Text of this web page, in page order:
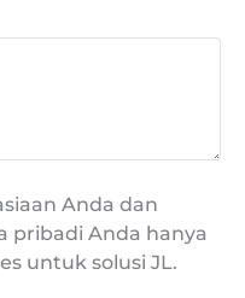
Anda dan
pribadi Anda hanya
untuk solusi JL.